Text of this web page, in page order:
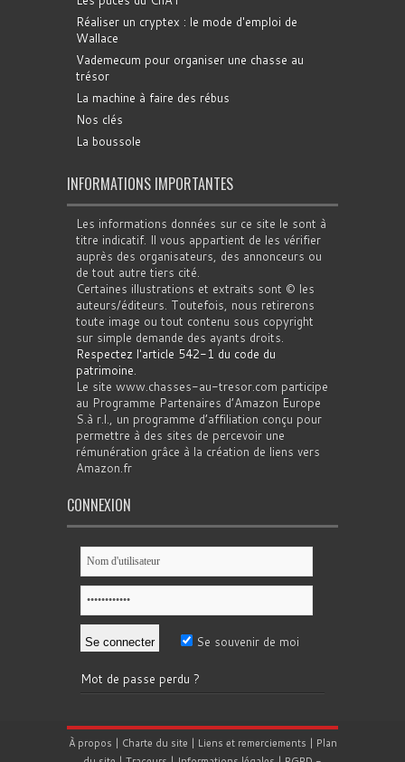
Réaliser un cryptex : le mode d'emploi de
Wallace
Vademecum pour organiser une chasse au
trésor
La machine à faire des rébus
Nos clés
La boussole
INFORMATIONS IMPORTANTES
Les informations données sur ce site le sont à
titre indicatif. Il vous appartient de les vérifier
auprès des organisateurs, des annonceurs ou
de tout autre tiers cité.
Certaines illustrations et extraits sont © les
auteurs/éditeurs. Toutefois, nous retirerons
toute image ou tout contenu sous copyright
sur simple demande des ayants droits.
Respectez l'article 542-1 du code du
patrimoine.
Le site www.chasses-au-tresor.com participe
au Programme Partenaires d’Amazon Europe
S.à r.l., un programme d’affiliation conçu pour
permettre à des sites de percevoir une
rémunération grâce à la création de liens vers
Amazon.fr
CONNEXION
Se souvenir de moi
Mot de passe perdu ?
À propos | Charte du site | Liens et remerciements | Plan